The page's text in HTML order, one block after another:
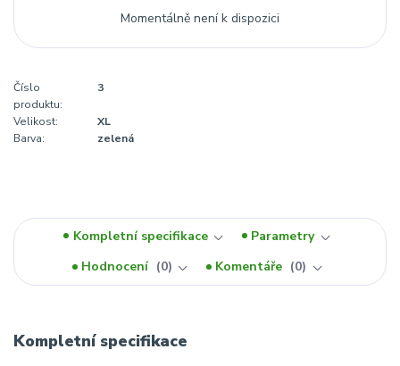
Momentálně není k dispozici
Číslo
produktu:
3
Velikost:
XL
Barva:
zelená
Kompletní specifikace
Parametry
Hodnocení
0 Komentáře 0
Kompletní specifikace